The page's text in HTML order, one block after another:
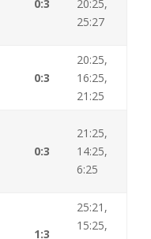
0:3
20:25,
25:27
0:3
20:25,
16:25,
21:25
0:3
21:25,
14:25,
6:25
1:3
25:21,
15:25,